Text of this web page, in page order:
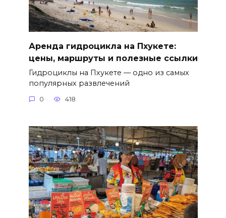
Аренда гидроцикла на Пхукете:
цены, маршруты и полезные ссылки
Гидроциклы на Пхукете — одно из самых
популярных развлечений
0 418